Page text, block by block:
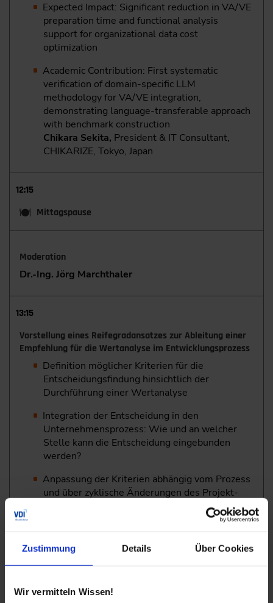
Zustimmung Details Über Cookies
Wir vermitteln Wissen!
Expected Impact: Significant reduction in VA/VE
preparation time and functional analysis
support for organizational data cost
optimization
Academic Contribution: First systematic
verification of domain-specific LLM
methodology for VA/VE integration,
demonstrating language-transferable approach
with benchmark construction
Chikara Sekita, President & IT Consultant,
CHIKARIZE, Tokyo, Japan
12:15
Mittagspause
Moderation
Dr.-Ing. Jörg Marchthaler
13:15
Vorstellung eines Reifegradansatzes zur Ableitung einer
Empfehlung für die Wertanalyse im Entwicklungsprozess
Definition möglicher Kriterien für die
Entscheidungsfindung hinsichtlich der
Durchführung einer Wertanalyse
Integration der Entscheidung in den
Unternehmensprozess: Wie und an welcher
Stelle kann die Entscheidung eingebunden
werden?
Anpassung der Kriterien abhängig vom Prozess
und über zyklische Änderungen des Projekt-
und Produktumfeldes (Wertanalyseobjekt)
Cost
Engineer, Schaeffler Technologies AG & Co.
KG, Schweinfurt